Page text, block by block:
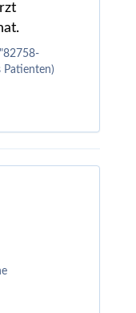
Patienten)